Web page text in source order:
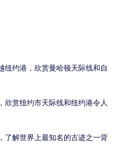
纽约港，欣赏曼哈顿天际线和自
欣赏纽约市天际线和纽约港令人
了解世界上最知名的古迹之一背